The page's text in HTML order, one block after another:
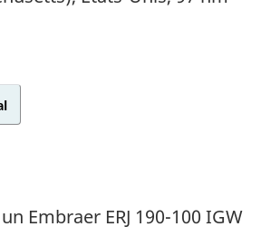
Embraer ERJ 190-100 IGW